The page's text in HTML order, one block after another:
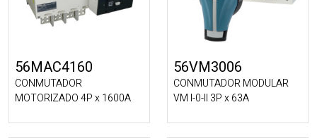
56MAC4160
CONMUTADOR
MOTORIZADO 4P x 1600A
56VM3006
CONMUTADOR MODULAR
VM I-0-II 3P x 63A